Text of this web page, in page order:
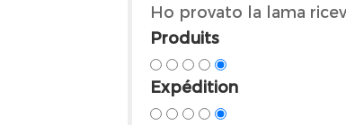
Ho provato la lama
Produits
Expédition